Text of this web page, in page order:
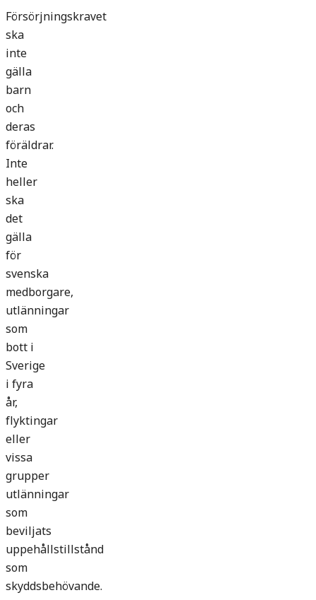
Försörjningskravet
ska
inte
gälla
barn
och
deras
föräldrar.
Inte
heller
ska
det
gälla
för
svenska
medborgare,
utlänningar
som
bott i
Sverige
i fyra
år,
flyktingar
eller
vissa
grupper
utlänningar
som
beviljats
uppehållstillstånd
som
skyddsbehövande.